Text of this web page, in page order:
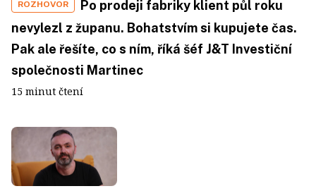
ROZHOVOR
Po prodeji fabriky klient půl roku
nevylezl z županu. Bohatstvím si kupujete čas.
Pak ale řešíte, co s ním, říká šéf J&T Investiční
společnosti Martinec
15 minut čtení